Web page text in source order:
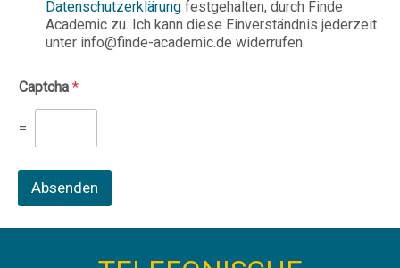
Datenschutzerklärung festgehalten, durch Finde
Academic zu. Ich kann diese Einverständnis jederzeit
unter info@finde-academic.de widerrufen.
Captcha *
=
Absenden